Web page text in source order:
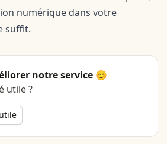
numérique dans votre
suffit.
notre service 😊
utile ?